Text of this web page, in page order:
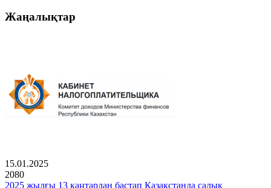
Жаңалықтар
15.01.2025
2080
2025 жылғы 13 қаңтардан бастап Қазақстанда салық